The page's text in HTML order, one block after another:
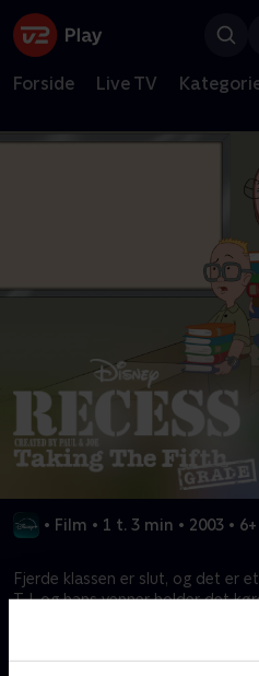
Forside Live TV
• Film • 1 t. 3 min • 2003 • 6+
Fjerde klassen er slut, og det er
T.J. og hans venner holder det